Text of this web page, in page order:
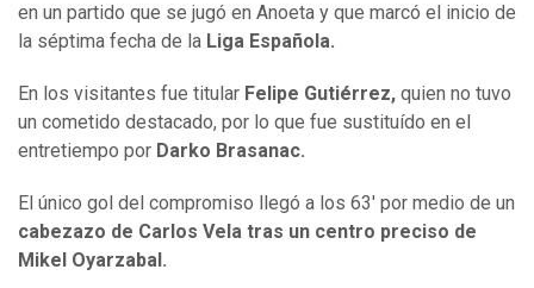
en un partido que se jugó en Anoeta y que marcó el inicio de
la séptima fecha de la Liga Española.
En los visitantes fue titular Felipe Gutiérrez, quien no tuvo
un cometido destacado, por lo que fue sustituído en el
entretiempo por Darko Brasanac.
El único gol del compromiso llegó a los 63' por medio de un
cabezazo de Carlos Vela tras un centro preciso de
Mikel Oyarzabal.